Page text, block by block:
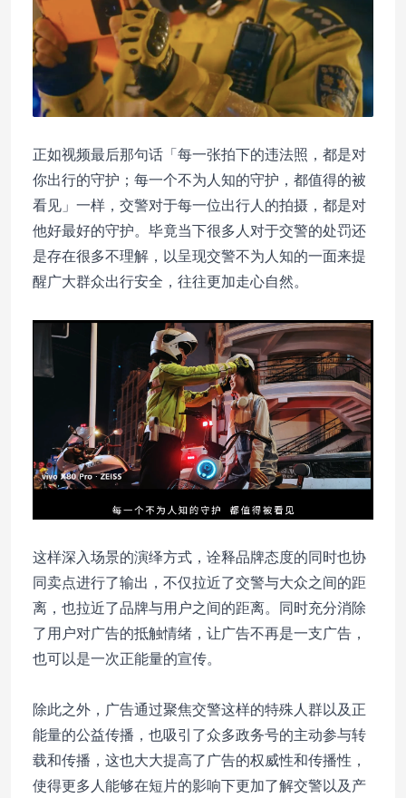
正如视频最后那句话「每一张拍下的违法照，都是对
你出行的守护；每一个不为人知的守护，都值得的被
看见」一样，交警对于每一位出行人的拍摄，都是对
他好最好的守护。毕竟当下很多人对于交警的处罚还
是存在很多不理解，以呈现交警不为人知的一面来提
醒广大群众出行安全，往往更加走心自然。
这样深入场景的演绎方式，诠释品牌态度的同时也协
同卖点进行了输出，不仅拉近了交警与大众之间的距
离，也拉近了品牌与用户之间的距离。同时充分消除
了用户对广告的抵触情绪，让广告不再是一支广告，
也可以是一次正能量的宣传。
除此之外，广告通过聚焦交警这样的特殊人群以及正
能量的公益传播，也吸引了众多政务号的主动参与转
载和传播，这也大大提高了广告的权威性和传播性，
使得更多人能够在短片的影响下更加了解交警以及产